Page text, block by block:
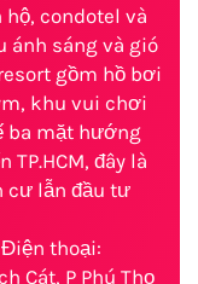
condotel và
ánh sáng và gió
gồm hồ bơi
khu vui chơi
ba mặt hướng
TP.HCM, đây là
cư lẫn đầu tư
Điện thoại:
Cát, P Phú Thọ